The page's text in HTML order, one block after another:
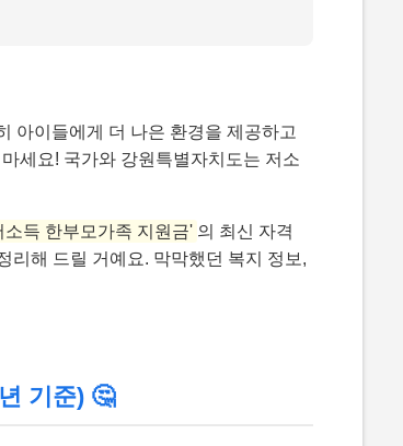
아이들에게 더 나은 환경을 제공하고
세요! 국가와 강원특별자치도는 저소
소득 한부모가족 지원금' 의 최신 자격
리해 드릴 거예요. 막막했던 복지 정보,
기준) 🤔